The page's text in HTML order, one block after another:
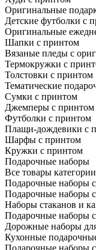
Оригинальные
Детские футболки с
Оригинальные
Шапки с принтом
Вязаные пледы с
Термокружки с
Толстовки с принтом
Тематические
Сумки с принтом
Джемперы с принтом
Футболки с принтом
Плащи-дождевики с
Шарфы с принтом
Кружки с принтом
Подарочные наборы
Все товары категории
Подарочные наборы
Подарочные наборы
Наборы стаканов и
Подарочные наборы
Дорожные наборы
Кухонные
Подарочные наборы